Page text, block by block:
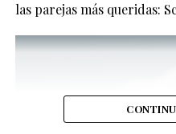
las parejas más queridas: